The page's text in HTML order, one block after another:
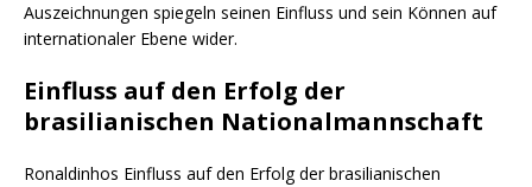
Auszeichnungen spiegeln seinen Einfluss und sein Können auf
internationaler Ebene wider.
Einfluss auf den Erfolg der
brasilianischen Nationalmannschaft
Ronaldinhos Einfluss auf den Erfolg der brasilianischen